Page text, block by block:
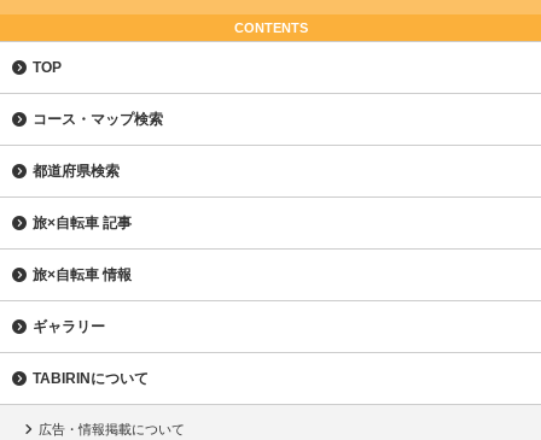
CONTENTS
TOP
コース・マップ検索
都道府県検索
旅×自転車 記事
旅×自転車 情報
ギャラリー
TABIRINについて
広告・情報掲載について